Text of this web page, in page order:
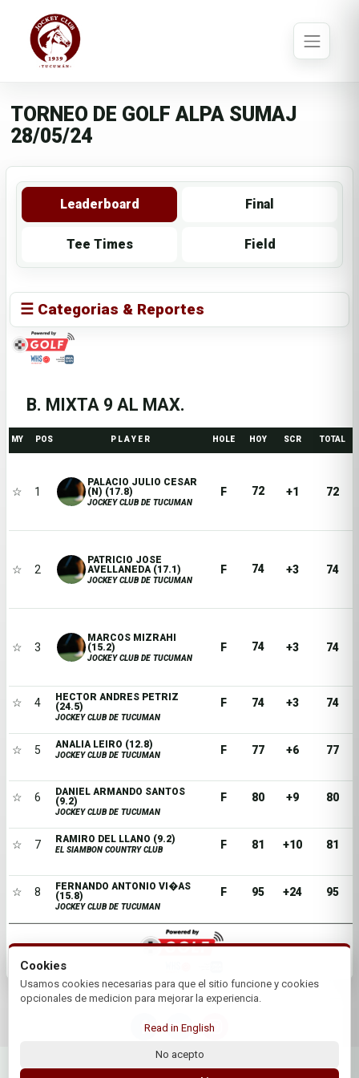
TORNEO DE GOLF ALPA SUMAJ
28/05/24
Leaderboard Final
Tee Times Field
☰ Categorias & Reportes
B. MIXTA 9 AL MAX.
MY POS P L A Y E R HOLE HOY SCR TOTAL
☆ 1
PALACIO JULIO CESAR
(N) (17.8)
JOCKEY CLUB DE TUCUMAN
F 72 +1 72
☆ 2
PATRICIO JOSE
AVELLANEDA (17.1)
JOCKEY CLUB DE TUCUMAN
F 74 +3 74
☆ 3
MARCOS MIZRAHI
(15.2)
JOCKEY CLUB DE TUCUMAN
F 74 +3 74
☆ 4
HECTOR ANDRES PETRIZ
(24.5)
JOCKEY CLUB DE TUCUMAN
F 74 +3 74
☆ 5 ANALIA LEIRO (12.8)
JOCKEY CLUB DE TUCUMAN F 77 +6 77
☆ 6
DANIEL ARMANDO SANTOS
(9.2)
JOCKEY CLUB DE TUCUMAN
F 80 +9 80
☆ 7 RAMIRO DEL LLANO (9.2)
EL SIAMBON COUNTRY CLUB F 81 +10 81
☆ 8
FERNANDO ANTONIO VI�AS
(15.8)
JOCKEY CLUB DE TUCUMAN
F 95 +24 95
© 2026 Jockey Club de Tucuman | by Plus+Golf
Website powered byPlus+Golf
Cookies
Usamos cookies necesarias para que el sitio funcione y cookies
opcionales de medicion para mejorar la experiencia.
Read in English
No acepto